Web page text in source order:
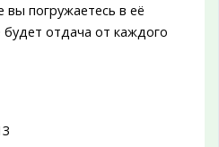
погружаетесь в её
отдача от каждого